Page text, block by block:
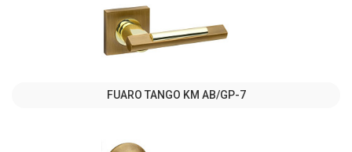
FUARO TANGO KM AB/GP-7